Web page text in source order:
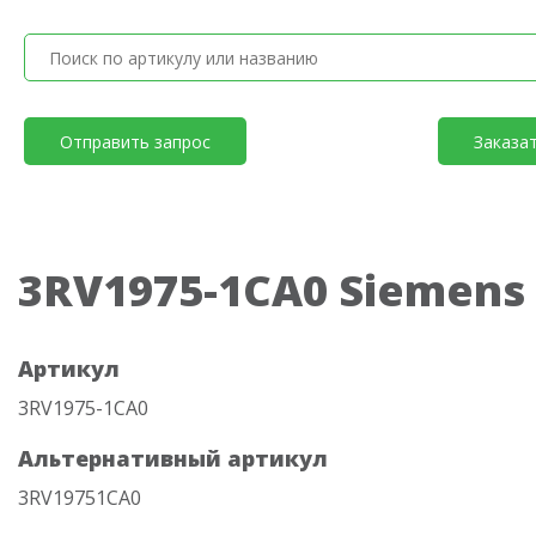
Отправить запрос
3RV1975-1CA0 Siemens
Артикул
3RV1975-1CA0
Альтернативный артикул
3RV19751CA0